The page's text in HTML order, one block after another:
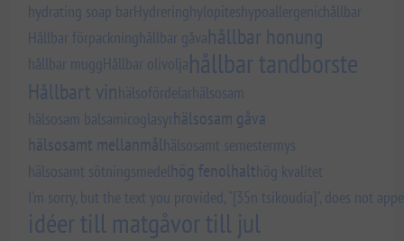
hydrating soap barHydreringhylopiteshypoallergenichållbar
Hållbar förpackninghållbar gåvahållbar honung
hållbar muggHållbar olivoljahållbar tandborste
Hållbart vinhälsofördelarhälsosam
hälsosam balsamicoglasyrhälsosam gåva
hälsosamt mellanmålhälsosamt semestermys
hälsosamt sötningsmedelhög fenolhalthög kvalitet
I'm sorry, but the text you provided, "[35n tsikoudia]", does not
idéer till matgåvor till jul